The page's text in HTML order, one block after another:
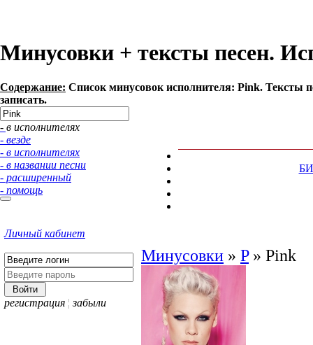
Минусовки + тексты песен.
Содержание: Список минусовок исполнителя: Pink. Тексты
записать.
- в исполнителях
- везде
- в исполнителях
- в названии песни
- расширенный
- помощь
Личный кабинет
регистрация ¦ забыли
Минусовки » P» Pink